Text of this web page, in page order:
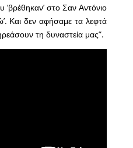
στο Σαν Αντόνιο
Και δεν αφήσαμε τα λεφτά
τη δυναστεία μας”.